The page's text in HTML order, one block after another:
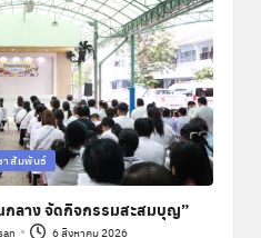
าสัมพันธ์
กลาง จัดกิจกรรมสะสมบุญ”
6 สิงหาคม 2026